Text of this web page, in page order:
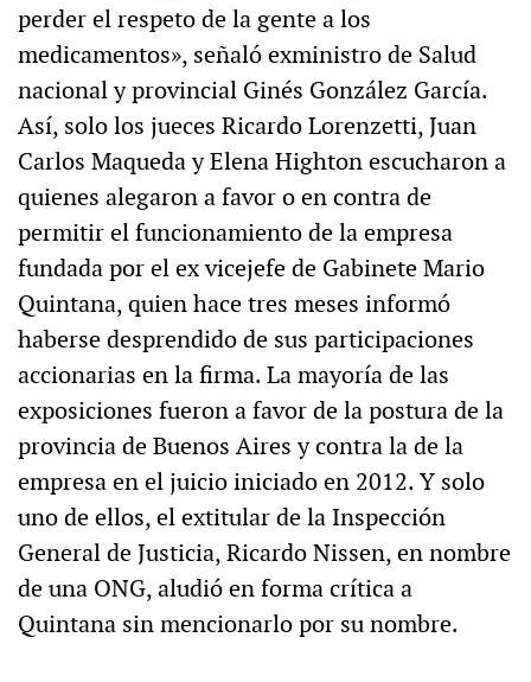
perder el respeto de la gente a los
medicamentos», señaló exministro de Salud
nacional y provincial Ginés González García.
Así, solo los jueces Ricardo Lorenzetti, Juan
Carlos Maqueda y Elena Highton escucharon a
quienes alegaron a favor o en contra de
permitir el funcionamiento de la empresa
fundada por el ex vicejefe de Gabinete Mario
Quintana, quien hace tres meses informó
haberse desprendido de sus participaciones
accionarias en la firma. La mayoría de las
exposiciones fueron a favor de la postura de la
provincia de Buenos Aires y contra la de la
empresa en el juicio iniciado en 2012. Y solo
uno de ellos, el extitular de la Inspección
General de Justicia, Ricardo Nissen, en nombre
de una ONG, aludió en forma crítica a
Quintana sin mencionarlo por su nombre.